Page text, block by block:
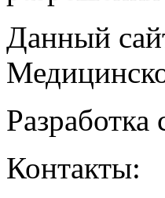
Данный
Разработка
Контакты: